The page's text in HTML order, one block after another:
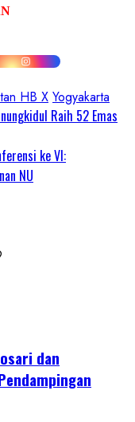
HB X Yogyakarta
Raih 52 Emas
ke VI:
NU
dan